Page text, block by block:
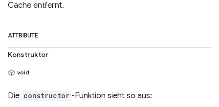
Cache entfernt.
ATTRIBUTE
Konstruktor
void
Die constructor -Funktion sieht so aus: